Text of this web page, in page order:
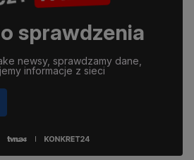
sprawdzenia
newsy, sprawdzamy dane,
informacje z sieci